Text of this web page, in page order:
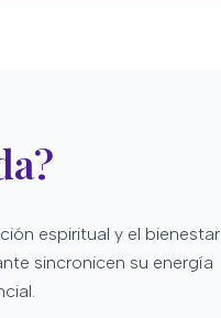
espiritual y el bienestar
sincronicen su energía